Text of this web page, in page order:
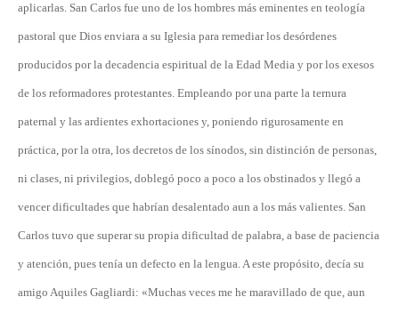
aplicarlas. San Carlos fue uno de los hombres más eminentes en teología
pastoral que Dios enviara a su Iglesia para remediar los desórdenes
producidos por la decadencia espiritual de la Edad Media y por los exesos
de los reformadores protestantes. Empleando por una parte la ternura
paternal y las ardientes exhortaciones y, poniendo rigurosamente en
práctica, por la otra, los decretos de los sínodos, sin distinción de personas,
ni clases, ni privilegios, doblegó poco a poco a los obstinados y llegó a
vencer dificultades que habrían desalentado aun a los más valientes. San
Carlos tuvo que superar su propia dificultad de palabra, a base de paciencia
y atención, pues tenía un defecto en la lengua. A este propósito, decía su
amigo Aquiles Gagliardi: «Muchas veces me he maravillado de que, aun